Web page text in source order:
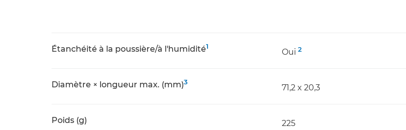
Étanchéité à la poussière/à l'humidité1
Oui 2
Diamètre × longueur max. (mm)3
71,2 x 20,3
Poids (g) 225